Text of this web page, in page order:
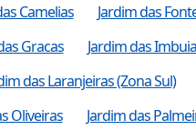
Camelias
Jardim das
Gracas
Jardim das
das Laranjeiras (Zona Sul)
Oliveiras
Jardim das